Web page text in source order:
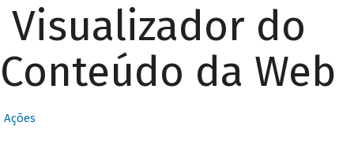
Visualizador do
Conteúdo da Web
Ações